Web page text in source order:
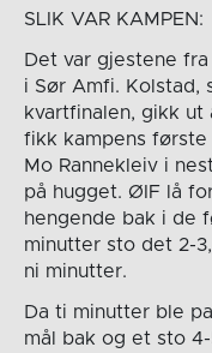
SLIK VAR KAMPEN:
Det var gjestene
i Sør Amfi. Kolstad,
kvartfinalen, gikk
fikk kampens første
Mo Rannekleiv i
på hugget. ØIF lå
hengende bak i de
minutter sto det 2-
ni minutter.
Da ti minutter ble
mål bak og et sto 4-